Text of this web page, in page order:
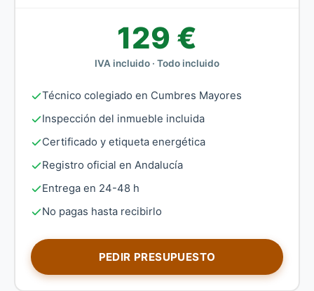
129 €
IVA incluido · Todo incluido
Técnico colegiado en Cumbres Mayores
Inspección del inmueble incluida
Certificado y etiqueta energética
Registro oficial en Andalucía
Entrega en 24-48 h
No pagas hasta recibirlo
PEDIR PRESUPUESTO